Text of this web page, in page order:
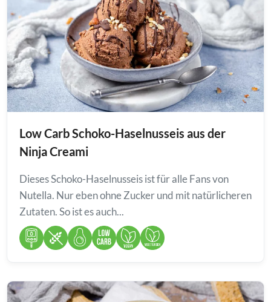
Low Carb Schoko-Haselnusseis aus der
Ninja Creami
Dieses Schoko-Haselnusseis ist für alle Fans von
Nutella. Nur eben ohne Zucker und mit natürlicheren
Zutaten. So ist es auch...